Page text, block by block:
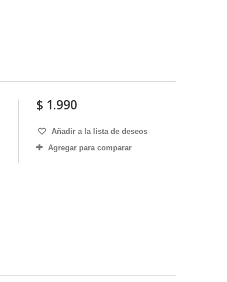
$ 1.990
Añadir a la lista de deseos
Agregar para comparar